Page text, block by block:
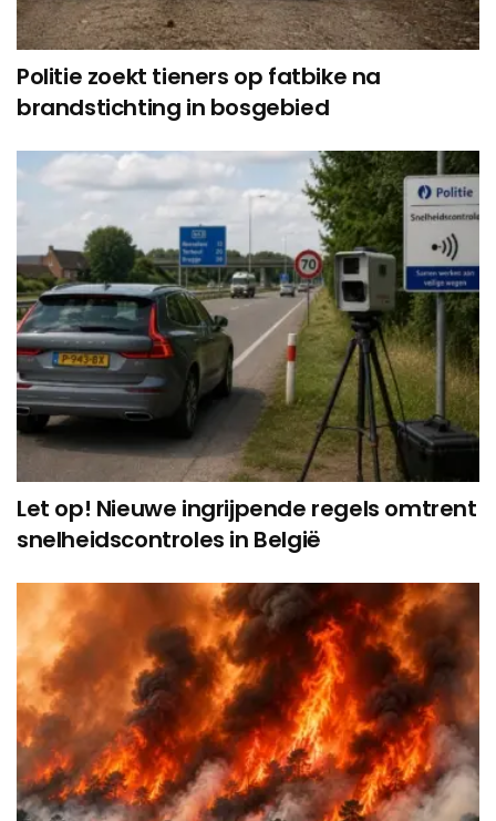
Politie zoekt tieners op fatbike na
brandstichting in bosgebied
Let op! Nieuwe ingrijpende regels omtrent
snelheidscontroles in België